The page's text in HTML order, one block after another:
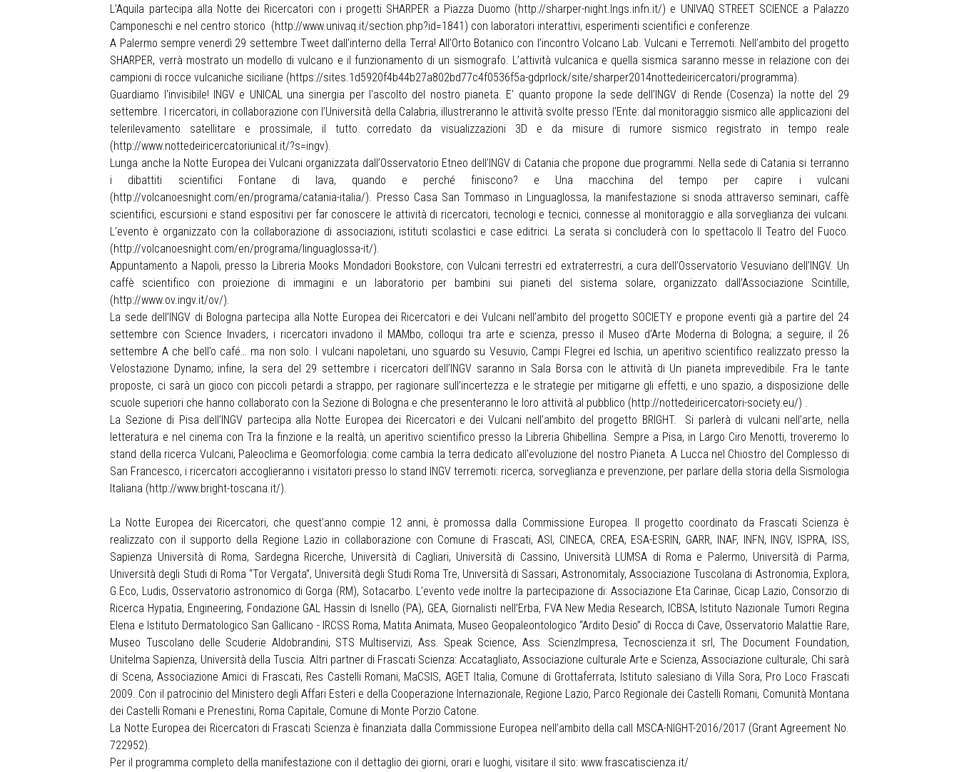
L’Aquila partecipa alla Notte dei Ricercatori con i progetti SHARPER a Piazza Duomo (http://sharper-night.lngs.infn.it/) e UNIVAQ STREET SCIENCE a Palazzo
Camponeschi e nel centro storico (http://www.univaq.it/section.php?id=1841 ) con laboratori interattivi, esperimenti scientifici e conferenze.
A Palermo sempre venerdì 29 settembre Tweet dall’interno della Terra! All’Orto Botanico con l’incontro Volcano Lab. Vulcani e Terremoti. Nell’ambito del progetto
SHARPER, verrà mostrato un modello di vulcano e il funzionamento di un sismografo. L’attività vulcanica e quella sismica saranno messe in relazione con dei
campioni di rocce vulcaniche siciliane (https://sites.1d5920f4b44b27a802bd77c4f0536f5a-gdprlock/site/sharper2014nottedeiricercatori/programma).
Guardiamo l'invisibile! INGV e UNICAL una sinergia per l'ascolto del nostro pianeta. E’ quanto propone la sede dell’INGV di Rende (Cosenza) la notte del 29
settembre. I ricercatori, in collaborazione con l’Università della Calabria, illustreranno le attività svolte presso l’Ente: dal monitoraggio sismico alle applicazioni del
telerilevamento satellitare e prossimale, il tutto corredato da visualizzazioni 3D e da misure di rumore sismico registrato in tempo reale
(http://www.nottedeiricercatoriunical.it/?s=ingv).
Lunga anche la Notte Europea dei Vulcani organizzata dall’Osservatorio Etneo dell’INGV di Catania che propone due programmi. Nella sede di Catania si terranno
i dibattiti scientifici Fontane di lava, quando e perché finiscono? e Una macchina del tempo per capire i vulcani
(http://volcanoesnight.com/en/programa/catania-italia/). Presso Casa San Tommaso in Linguaglossa, la manifestazione si snoda attraverso seminari, caffè
scientifici, escursioni e stand espositivi per far conoscere le attività di ricercatori, tecnologi e tecnici, connesse al monitoraggio e alla sorveglianza dei vulcani.
L’evento è organizzato con la collaborazione di associazioni, istituti scolastici e case editrici. La serata si concluderà con lo spettacolo Il Teatro del Fuoco.
(http://volcanoesnight.com/en/programa/linguaglossa-it/).
Appuntamento a Napoli, presso la Libreria Mooks Mondadori Bookstore, con Vulcani terrestri ed extraterrestri, a cura dell’Osservatorio Vesuviano dell’INGV. Un
caffè scientifico con proiezione di immagini e un laboratorio per bambini sui pianeti del sistema solare, organizzato dall’Associazione Scintille,
(http://www.ov.ingv.it/ov/).
La sede dell’INGV di Bologna partecipa alla Notte Europea dei Ricercatori e dei Vulcani nell’ambito del progetto SOCIETY e propone eventi già a partire del 24
settembre con Science Invaders, i ricercatori invadono il MAMbo, colloqui tra arte e scienza, presso il Museo d’Arte Moderna di Bologna; a seguire, il 26
settembre A che bell’o café… ma non solo. I vulcani napoletani, uno sguardo su Vesuvio, Campi Flegrei ed Ischia, un aperitivo scientifico realizzato presso la
Velostazione Dynamo; infine, la sera del 29 settembre i ricercatori dell’INGV saranno in Sala Borsa con le attività di Un pianeta imprevedibile. Fra le tante
proposte, ci sarà un gioco con piccoli petardi a strappo, per ragionare sull’incertezza e le strategie per mitigarne gli effetti, e uno spazio, a disposizione delle
scuole superiori che hanno collaborato con la Sezione di Bologna e che presenteranno le loro attività al pubblico (http://nottedeiricercatori-society.eu/) .
La Sezione di Pisa dell’INGV partecipa alla Notte Europea dei Ricercatori e dei Vulcani nell’ambito del progetto BRIGHT. Si parlerà di vulcani nell’arte, nella
letteratura e nel cinema con Tra la finzione e la realtà, un aperitivo scientifico presso la Libreria Ghibellina. Sempre a Pisa, in Largo Ciro Menotti, troveremo lo
stand della ricerca Vulcani, Paleoclima e Geomorfologia: come cambia la terra dedicato all'evoluzione del nostro Pianeta. A Lucca nel Chiostro del Complesso di
San Francesco, i ricercatori accoglieranno i visitatori presso lo stand INGV terremoti: ricerca, sorveglianza e prevenzione, per parlare della storia della Sismologia
Italiana (http://www.bright-toscana.it/).
La Notte Europea dei Ricercatori, che quest’anno compie 12 anni, è promossa dalla Commissione Europea. Il progetto coordinato da Frascati Scienza è
realizzato con il supporto della Regione Lazio in collaborazione con Comune di Frascati, ASI, CINECA, CREA, ESA-ESRIN, GARR, INAF, INFN, INGV, ISPRA, ISS,
Sapienza Università di Roma, Sardegna Ricerche, Università di Cagliari, Università di Cassino, Università LUMSA di Roma e Palermo, Università di Parma,
Università degli Studi di Roma “Tor Vergata”, Università degli Studi Roma Tre, Università di Sassari, Astronomitaly, Associazione Tuscolana di Astronomia, Explora,
G.Eco, Ludis, Osservatorio astronomico di Gorga (RM), Sotacarbo. L’evento vede inoltre la partecipazione di: Associazione Eta Carinae, Cicap Lazio, Consorzio di
Ricerca Hypatia, Engineering, Fondazione GAL Hassin di Isnello (PA), GEA, Giornalisti nell’Erba, FVA New Media Research, ICBSA, Istituto Nazionale Tumori Regina
Elena e Istituto Dermatologico San Gallicano - IRCSS Roma, Matita Animata, Museo Geopaleontologico “Ardito Desio” di Rocca di Cave, Osservatorio Malattie Rare,
Museo Tuscolano delle Scuderie Aldobrandini, STS Multiservizi, Ass. Speak Science, Ass. ScienzImpresa, Tecnoscienza.it srl, The Document Foundation,
Unitelma Sapienza, Università della Tuscia. Altri partner di Frascati Scienza: Accatagliato, Associazione culturale Arte e Scienza, Associazione culturale, Chi sarà
di Scena, Associazione Amici di Frascati, Res Castelli Romani, MaCSIS, AGET Italia, Comune di Grottaferrata, Istituto salesiano di Villa Sora, Pro Loco Frascati
2009. Con il patrocinio del Ministero degli Affari Esteri e della Cooperazione Internazionale, Regione Lazio, Parco Regionale dei Castelli Romani, Comunità Montana
dei Castelli Romani e Prenestini, Roma Capitale, Comune di Monte Porzio Catone.
La Notte Europea dei Ricercatori di Frascati Scienza è finanziata dalla Commissione Europea nell’ambito della call MSCA-NIGHT-2016/2017 (Grant Agreement No.
722952).
Per il programma completo della manifestazione con il dettaglio dei giorni, orari e luoghi, visitare il sito: www.frascatiscienza.it/